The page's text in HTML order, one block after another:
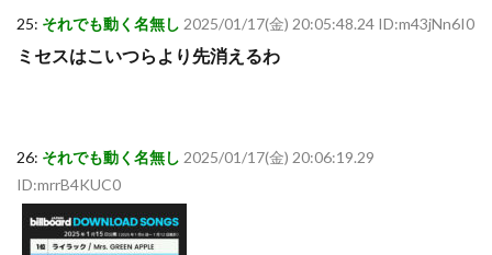
25: それでも動く名無し 2025/01/17(金) 20:05:48.24 ID:m43jNn6I0
ミセスはこいつらより先消えるわ
26: それでも動く名無し 2025/01/17(金) 20:06:19.29
ID:mrrB4KUC0